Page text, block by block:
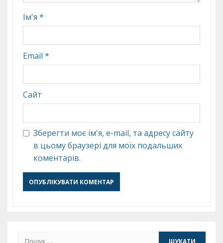
Ім'я *
Email *
Сайт
Зберегти моє ім'я, e-mail, та адресу сайту
в цьому браузері для моїх подальших
коментарів.
Пошук: